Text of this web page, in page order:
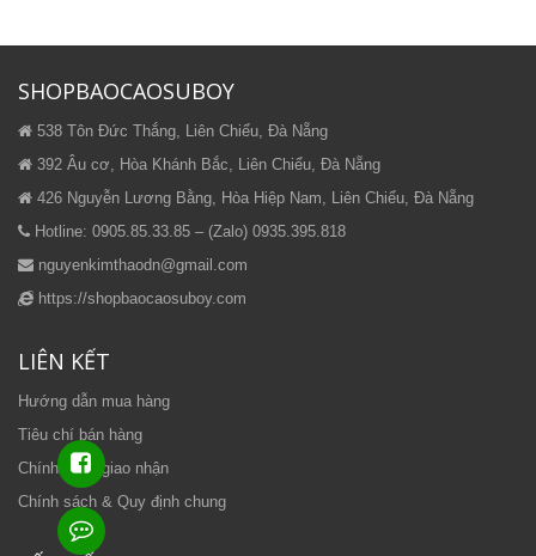
SHOPBAOCAOSUBOY
538 Tôn Đức Thắng, Liên Chiểu, Đà Nẵng
392 Âu cơ, Hòa Khánh Bắc, Liên Chiểu, Đà Nẵng
426 Nguyễn Lương Bằng, Hòa Hiệp Nam, Liên Chiểu, Đà Nẵng
Hotline: 0905.85.33.85 – (Zalo) 0935.395.818
nguyenkimthaodn@gmail.com
https://shopbaocaosuboy.com
LIÊN KẾT
Hướng dẫn mua hàng
Tiêu chí bán hàng
Chính sách giao nhận
Chính sách & Quy định chung